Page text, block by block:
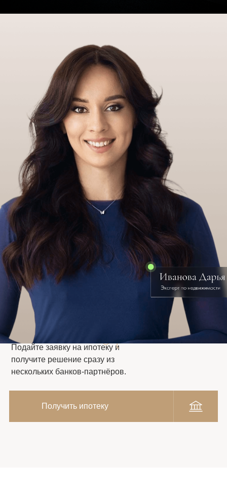
ПОМОЖЕМ
ИПОТЕКУ
УСЛОВИЯХ
Подайте заявку на ипотеку и
получите решение сразу из
нескольких банков-партнёров.
Получить ипотеку